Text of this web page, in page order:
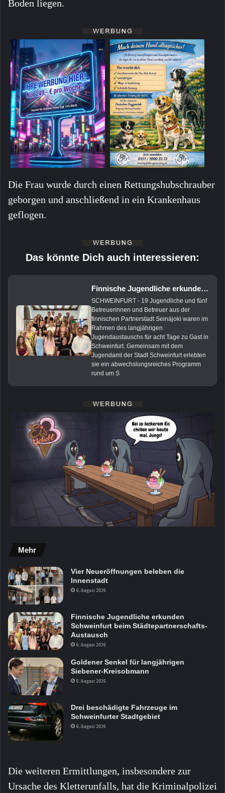
Boden liegen.
Die Frau wurde durch einen Rettungshubschrauber
geborgen und anschließend in ein Krankenhaus
geflogen.
Das könnte Dich auch interessieren:
Finnische Jugendliche erkunden Schweinfurt beim Städtepartnerschafts-Austausch
SCHWEINFURT - 19 Jugendliche und fünf
Betreuerinnen und Betreuer aus der
finnischen Partnerstadt Seinäjoki waren im
Rahmen des langjährigen
Jugendaustauschs für acht Tage zu Gast in
Schweinfurt. Gemeinsam mit dem
Jugendamt der Stadt Schweinfurt erlebten
sie ein abwechslungsreiches Programm
rund um S
Mehr
Vier Neueröffnungen beleben die
Innenstadt
6. August 2026
Finnische Jugendliche erkunden
Schweinfurt beim Städtepartnerschafts-
Austausch
6. August 2026
Goldener Senkel für langjährigen
Siebener-Kreisobmann
6. August 2026
Drei beschädigte Fahrzeuge im
Schweinfurter Stadtgebiet
6. August 2026
Die weiteren Ermittlungen, insbesondere zur
Ursache des Kletterunfalls, hat die Kriminalpolizei